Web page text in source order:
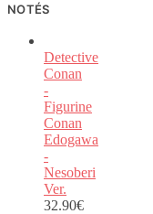
NOTÉS
Detective
Conan
-
Figurine
Conan
Edogawa
-
Nesoberi
Ver.
32.90€